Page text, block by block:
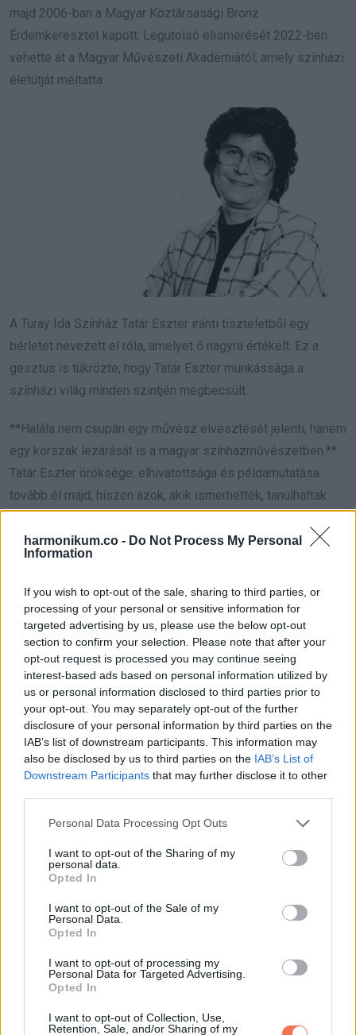
harmonikum.co - Do Not Process My Personal
Information
If you wish to opt-out of the sale, sharing to third parties, or
processing of your personal or sensitive information for
targeted advertising by us, please use the below opt-out
section to confirm your selection. Please note that after your
opt-out request is processed you may continue seeing
interest-based ads based on personal information utilized by
us or personal information disclosed to third parties prior to
your opt-out. You may separately opt-out of the further
disclosure of your personal information by third parties on the
IAB’s list of downstream participants. This information may
also be disclosed by us to third parties on the IAB’s List of
Downstream Participants that may further disclose it to other
Please note that this website/app uses one or more Google
not limited to your visit or usage behaviour. You may click to
grant or deny consent to Google and its third-party tags to
use your data for below specified purposes in below Google
consent section.
Personal Data Processing Opt Outs
I want to opt-out of the Sharing of my
personal data.
Opted In
I want to opt-out of the Sale of my
Personal Data.
Opted In
I want to opt-out of processing my
Personal Data for Targeted Advertising.
Opted In
I want to opt-out of Collection, Use,
Retention, Sale, and/or Sharing of my
majd 2006-ban a Magyar Köztársasági Bronz
Érdemkeresztet kapott. Legutolsó elismerését 2022-ben
vehette át a Magyar Művészeti Akadémiától, amely színházi
életútját méltatta.
A Turay Ida Színház Tatár Eszter iránti tiszteletből egy
bérletet nevezett el róla, amelyet ő nagyra értékelt. Ez a
gesztus is tükrözte, hogy Tatár Eszter munkássága a
színházi világ minden szintjén megbecsült.
**Halála nem csupán egy művész elvesztését jelenti, hanem
egy korszak lezárását is a magyar színházművészetben.**
Tatár Eszter öröksége, elhivatottsága és példamutatása
tovább él majd, hiszen azok, akik ismerhették, tanulhattak
Nyugodjon békében!
Oszd meg ezt a posztot:
WhatsappRedditShare
via
Email
ELŐZŐ POSZT
Denzel Washington 69 évesen
Horoszkóp csütörtökre –- Ikrek ( ) Rák (
Skorpió (